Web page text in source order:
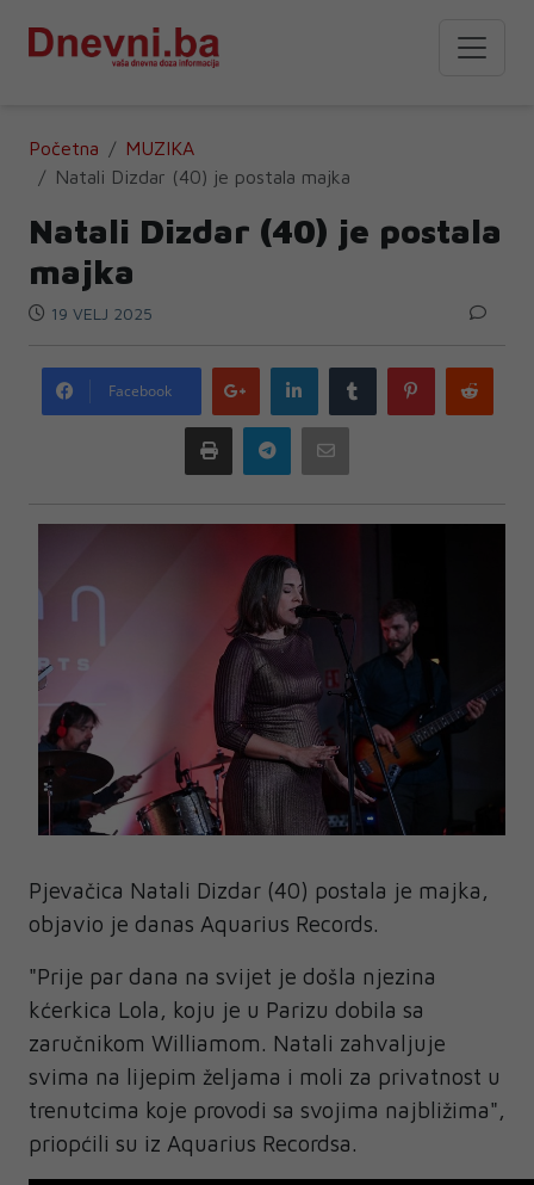
Početna
MUZIKA
Natali Dizdar (40) je postala majka
Natali Dizdar (40) je postala
majka
19 VELJ 2025
Facebook
Google
plus
LinkedIn Tumblr Pinterest
Print Telegram
Pjevačica Natali Dizdar (40) postala je majka,
objavio je danas Aquarius Records.
"Prije par dana na svijet je došla njezina
kćerkica Lola, koju je u Parizu dobila sa
zaručnikom Williamom. Natali zahvaljuje
svima na lijepim željama i moli za privatnost u
trenutcima koje provodi sa svojima najbližima",
priopćili su iz Aquarius Recordsa.